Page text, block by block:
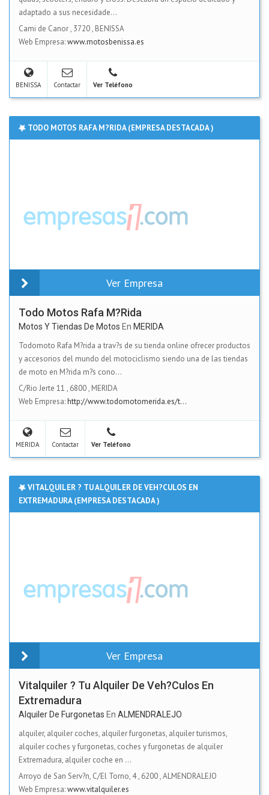
adaptado a sus necesidade...
Cami de Canor, 3720, BENISSA
Web Empresa:www.motosbenissa.es
BENISSA Contactar Ver Teléfono
TODO MOTOS RAFA M?RIDA (EMPRESA DESTACADA )
Ver Empresa
Todo Motos Rafa M?rida
Motos Y Tiendas De Motos En MERIDA
Todomoto Rafa M?rida a trav?s de su tienda online ofrecer productos
y accesorios del mundo del motociclismo siendo una de las tiendas
de moto en M?rida m?s cono...
C/Rio Jerte 11 , 6800, MERIDA
Web Empresa:http://www.todomotomerida.es/t...
MERIDA Contactar Ver Teléfono
VITALQUILER ? TU ALQUILER DE VEH?CULOS EN
EXTREMADURA (EMPRESA DESTACADA )
Ver Empresa
Vitalquiler ? Tu Alquiler De Veh?culos En
Extremadura
Alquiler De Furgonetas En ALMENDRALEJO
alquiler, alquiler coches, alquiler furgonetas, alquiler turismos,
alquiler coches y furgonetas, coches y furgonetas de alquiler
Extremadura, alquiler coche en ...
Arroyo de San Serv?n, C/El Torno, 4, 6200,ALMENDRALEJO
Web Empresa:www.vitalquiler.es